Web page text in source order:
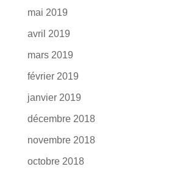
mai 2019
avril 2019
mars 2019
février 2019
janvier 2019
décembre 2018
novembre 2018
octobre 2018